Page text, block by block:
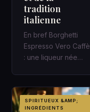
tradition
italienne
En bref Borghetti
Espresso Vero Caffè
: une liqueur née
un c…
SPIRITUEUX &AMP;
INGRÉDIENTS